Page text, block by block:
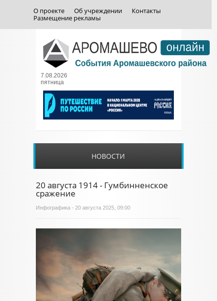
О проекте Об учреждении
Контакты
Размещение рекламы
7.08.2026
пятница
НОВОСТИ
20 августа 1914 - Гумбинненское
сражение
Инфографика - 20 августа 2025, 09:00